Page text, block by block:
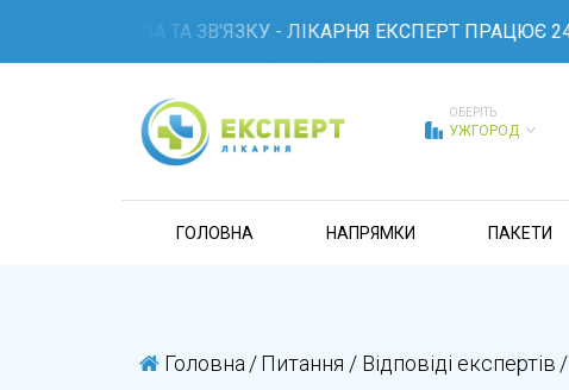
СВІТЛА ТА ЗВ'ЯЗКУ - ЛІКАРНЯ ЕКСПЕРТ ПРАЦЮЄ 24/7
ОБЕРІТЬ
УЖГОРОД
ГОЛОВНА НАПРЯМКИ ПАКЕТИ
Головна /Питання / Відповіді експертів /